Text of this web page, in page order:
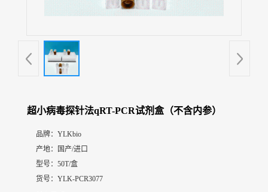
超小病毒探针法qRT-PCR试剂盒（不含内参）
品牌： YLKbio
产地：
国产/进口
型号： 50T/盒
货号： YLK-PCR3077